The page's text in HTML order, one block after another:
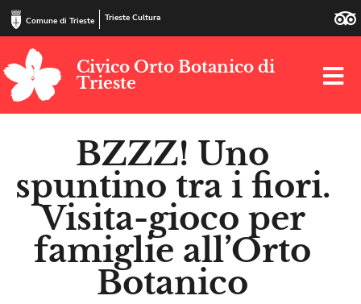
Comune di Trieste Trieste Cultura
Civico Orto Botanico di
Trieste
BZZZ! Uno
spuntino tra i fiori.
Visita-gioco per
famiglie all’Orto
Botanico